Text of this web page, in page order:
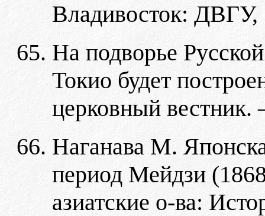
Владивосток: ДВГУ,
На подворье
Токио будет
церковный
Наганава М.
период Мейдзи
азиатские о-ва: